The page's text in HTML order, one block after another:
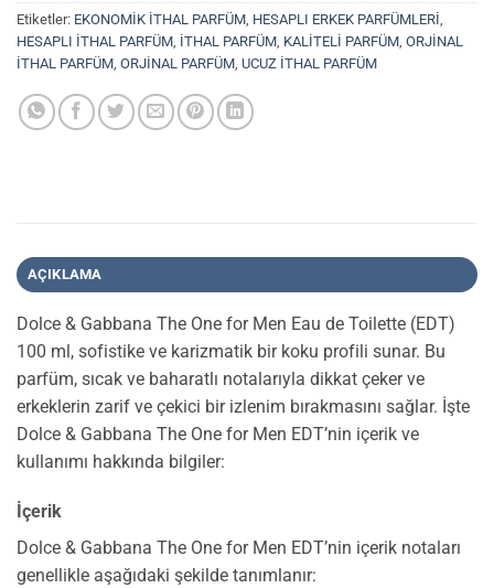
Etiketler: EKONOMİK İTHAL PARFÜM HESAPLI ERKEK PARFÜMLERİ
HESAPLI İTHAL PARFÜM İTHAL PARFÜM KALİTELİ PARFÜM ORJİNAL
İTHAL PARFÜM ORJİNAL PARFÜM UCUZ İTHAL PARFÜM
AÇIKLAMA
Dolce & Gabbana The One for Men Eau de Toilette (EDT)
100 ml, sofistike ve karizmatik bir koku profili sunar. Bu
parfüm, sıcak ve baharatlı notalarıyla dikkat çeker ve
erkeklerin zarif ve çekici bir izlenim bırakmasını sağlar. İşte
Dolce & Gabbana The One for Men EDT’nin içerik ve
kullanımı hakkında bilgiler:
İçerik
Dolce & Gabbana The One for Men EDT’nin içerik notaları
genellikle aşağıdaki şekilde tanımlanır: